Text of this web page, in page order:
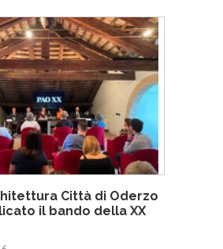
Città di Oderzo
il bando della XX